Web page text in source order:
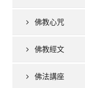
佛教心咒
佛教經文
佛法講座